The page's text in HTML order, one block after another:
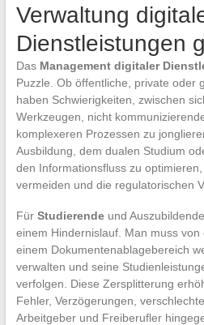
Verwaltung
Dienstleistungen
Das Management digitaler
Puzzle. Ob öffentliche, private oder
haben Schwierigkeiten, zwischen
Werkzeugen, nicht
komplexeren Prozessen zu
Ausbildung, dem dualen Studium
den Informationsfluss zu
vermeiden und die regulatorischen
Für Studierendeund
einem Hindernislauf. Man muss
einem Dokumentenablagebereich
verwalten und seine
verfolgen. Diese Zersplitterung
Fehler, Verzögerungen,
Arbeitgeber und Freiberufler